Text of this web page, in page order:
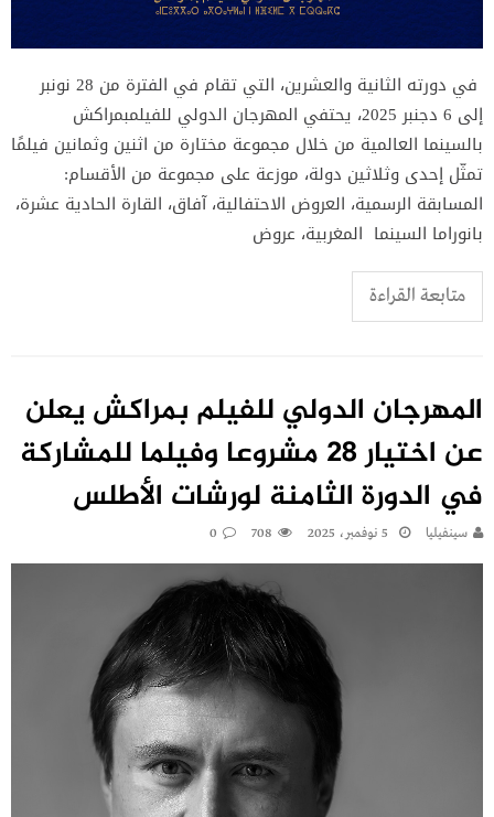
في دورته الثانية والعشرين، التي تقام في الفترة من 28 نونبر
إلى 6 دجنبر 2025، يحتفي المهرجان الدولي للفيلمبمراكش
بالسينما العالمية من خلال مجموعة مختارة من اثنين وثمانين فيلمًا
تمثّل إحدى وثلاثين دولة، موزعة على مجموعة من الأقسام:
المسابقة الرسمية، العروض الاحتفالية، آفاق، القارة الحادية عشرة،
بانوراما السينما المغربية، عروض
متابعة القراءة
المهرجان الدولي للفيلم بمراكش يعلن
عن اختيار 28 مشروعا وفيلما للمشاركة
في الدورة الثامنة لورشات الأطلس
سينفيليا 5 نوفمبر، 2025 708
0